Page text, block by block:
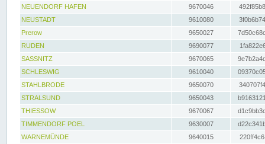
NEUENDORF HAFEN
9670046
NEUSTADT
9610080
Prerow
9650027
RUDEN
9690077
SASSNITZ
9670065
SCHLESWIG
9610040
STAHLBRODE
9650070
STRALSUND
9650043
THIESSOW
9670067
TIMMENDORF POEL
9630007
WARNEMÜNDE
9640015